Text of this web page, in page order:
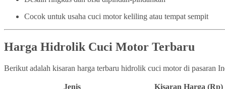
Cocok untuk usaha cuci motor keliling atau tempat sempit
Harga Hidrolik Cuci Motor Terbaru
Berikut adalah kisaran harga terbaru hidrolik cuci motor di pasaran
Jenis
Kisaran Harga (Rp)